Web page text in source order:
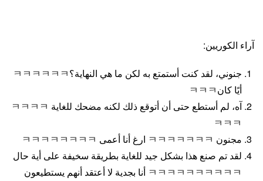
آراء الكوريين:
جنوني، لقد كنت أستمتع به لكن ما هي النهاية؟ㅋㅋㅋㅋㅋㅋ
أيًا كانㅋㅋㅋ
آه، لم أستطع حتى أن أتوقع ذلك لكنه مضحك للغاية ㅋㅋㅋㅋ
ㅋㅋㅋ
مجنون ㅋㅋㅋㅋㅋㅋㅋ ارغ أنا أعمى ㅋㅋㅋㅋㅋㅋㅋㅋ
لقد تم صنع هذا بشكل جيد للغاية بطريقة سخيفة على أية حال
ㅋㅋㅋㅋㅋㅋㅋㅋㅋㅋ أنا بجدية لا أعتقد أنهم يستطيعون